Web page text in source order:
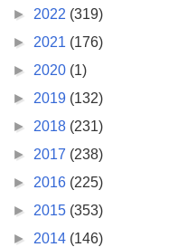
► 2022 (319)
► 2021 (176)
► 2020 (1)
► 2019 (132)
► 2018 (231)
► 2017 (238)
► 2016 (225)
► 2015 (353)
► 2014 (146)